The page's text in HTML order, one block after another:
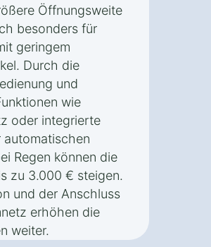
Öffnungsweite
besonders für
geringem
Durch die
und
wie
oder integrierte
automatischen
Regen können die
zu 3.000 € steigen.
und der Anschluss
erhöhen die
weiter.